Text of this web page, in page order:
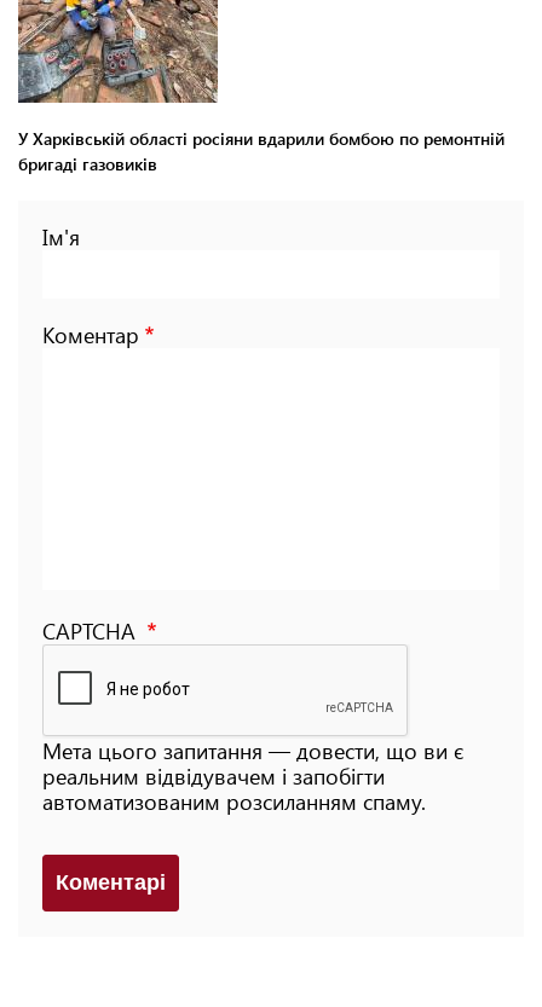
У Харківській області росіяни вдарили бомбою по ремонтній
бригаді газовиків
Ім'я
Коментар
CAPTCHA
Мета цього запитання — довести, що ви є
реальним відвідувачем і запобігти
автоматизованим розсиланням спаму.
Коментарi